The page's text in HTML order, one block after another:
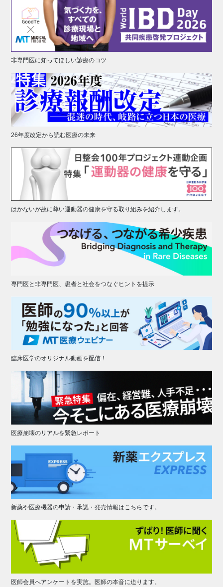
非専門医に知ってほしい診療のコツ
26年度改定から読む医療の未来
はかないが故に尊い運動器の健康を守る取り組みを紹介します。
専門医と非専門医、患者と社会をつなぐヒントを提示
臨床医学のオリジナル動画を配信！
医療崩壊のリアルを緊急レポート
新薬や医療機器の申請・承認・発売情報はこちらです。
医師会員へアンケートを実施。医師の本音に迫ります。